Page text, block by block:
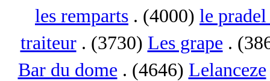
les remparts . (4000) le
traiteur. (3730) Les grape .
Bar du dome . (4646) Lelanceze